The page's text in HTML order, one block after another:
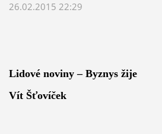
26.02.2015 22:29
Lidové noviny – Byznys žije
Vít Šťovíček